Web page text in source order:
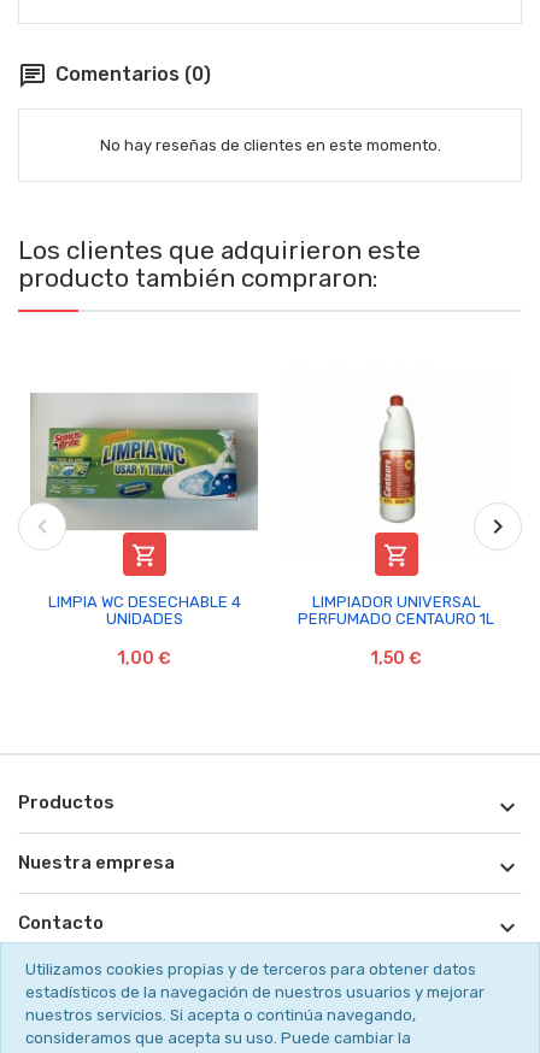
Utilizamos cookies propias y de terceros para obtener datos
estadísticos de la navegación de nuestros usuarios y mejorar
nuestros servicios. Si acepta o continúa navegando,
consideramos que acepta su uso. Puede cambiar la
chat Comentarios (0)
No hay reseñas de clientes en este momento.
Los clientes que adquirieron este
producto también compraron:

LIMPIA WC DESECHABLE 4
UNIDADES
1,00 €

LIMPIADOR UNIVERSAL
PERFUMADO CENTAURO 1L
1,50 €
Productos 
Nuestra empresa 
Contacto 
¡Suscribete!